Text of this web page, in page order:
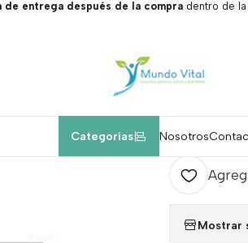
Categorías Nosotros
de entrega después de la compra dentro de
Insumos médicos. Compresa gel
|
Cantidad
Mostrar